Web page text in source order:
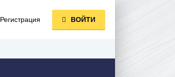
Регистрация ВОЙТИ